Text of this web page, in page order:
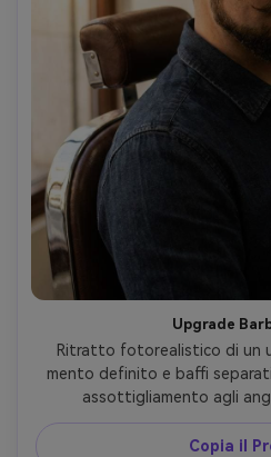
Upgrade
Ritratto fotorealistico di un
mento definito e baffi
assottigliamento agli
ambientazione sedia barbiere,
morbido, obiettivo 50mm,
Copia il